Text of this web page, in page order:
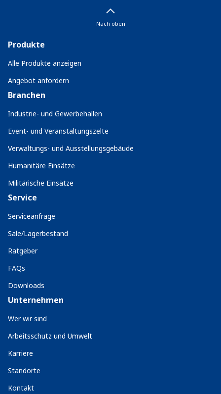
Nach oben
Produkte
Alle Produkte anzeigen
Angebot anfordern
Branchen
Industrie- und Gewerbehallen
Event- und Veranstaltungszelte
Verwaltungs- und Ausstellungsgebäude
Humanitäre Einsätze
Militärische Einsätze
Service
Serviceanfrage
Sale/Lagerbestand
Ratgeber
FAQs
Downloads
Unternehmen
Wer wir sind
Arbeitsschutz und Umwelt
Karriere
Standorte
Kontakt